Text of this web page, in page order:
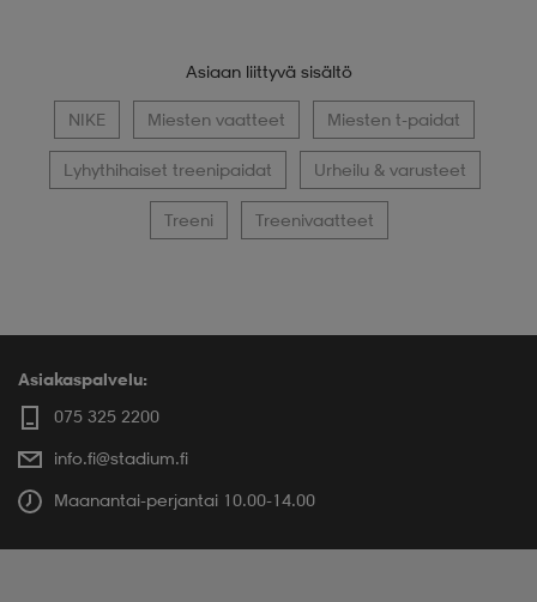
Asiaan liittyvä sisältö
NIKE Miesten vaatteet Miesten t-paidat
Lyhythihaiset treenipaidat Urheilu & varusteet
Treeni Treenivaatteet
Asiakaspalvelu:
075 325 2200
info.fi@stadium.fi
Maanantai-perjantai 10.00-14.00